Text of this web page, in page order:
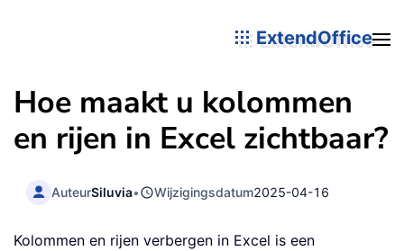
ExtendOffice
Hoe maakt u kolommen
en rijen in Excel zichtbaar?
AuteurSiluvia• Wijzigingsdatum2025-04-16
Kolommen en rijen verbergen in Excel is een